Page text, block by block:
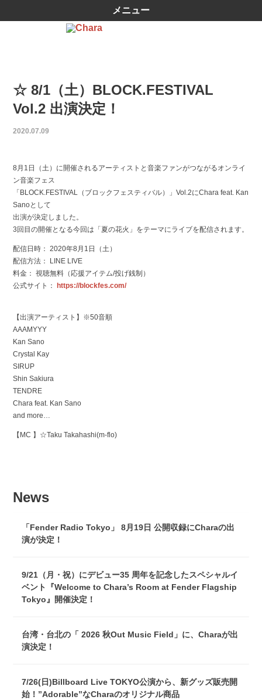
メニュー
☆ 8/1（土）BLOCK.FESTIVAL
Vol.2 出演決定！
2020.07.09
8月1日（土）に開催されるアーティストと音楽ファンがつながるオンライ
ン音楽フェス
「BLOCK.FESTIVAL（ブロックフェスティバル）」Vol.2にChara feat. Kan
Sanoとして
出演が決定しました。
3回目の開催となる今回は「夏の花火」をテーマにライブを配信されます。
配信日時： 2020年8月1日（土）
配信方法： LINE LIVE
料金： 視聴無料（応援アイテム/投げ銭制）
公式サイト：
https://blockfes.com/
【出演アーティスト】※50音順
AAAMYYY
Kan Sano
Crystal Kay
SIRUP
Shin Sakiura
TENDRE
Chara feat. Kan Sano
and more…
【MC 】☆Taku Takahashi(m-flo)
News
「Fender Radio Tokyo」 8月19日 公開収録にCharaの出
演が決定！
9/21（月・祝）にデビュー35 周年を記念したスペシャルイ
ベント『Welcome to Chara’s Room at Fender Flagship
Tokyo』開催決定！
台湾・台北の「 2026 秋Out Music Field」に、Charaが出
演決定！
7/26(日)Billboard Live TOKYO公演から、新グッズ販売開
始！”Adorable”なCharaのオリジナル商品